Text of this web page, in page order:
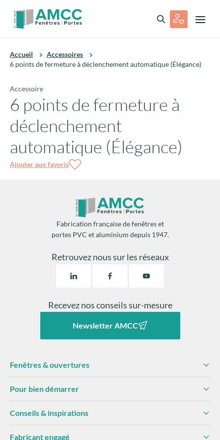
Accueil
Accessoires
6 points de fermeture à déclenchement automatique (Élégance)
Accessoire
6 points de fermeture à
déclenchement
automatique (Élégance)
Ajouter aux favoris
Fabrication française de fenêtres et
portes PVC et aluminium depuis 1947.
Retrouvez nous sur les réseaux
Recevez nos conseils sur-mesure
Newsletter AMCC
Fenêtres & ouvertures
Pour bien démarrer
Conseils & inspirations
Fabricant engagé